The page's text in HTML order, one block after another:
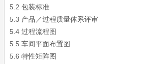
5.2 包装标准
5.3 产品／过程质量体系评审
5.4 过程流程图
5.5 车间平面布置图
5.6 特性矩阵图